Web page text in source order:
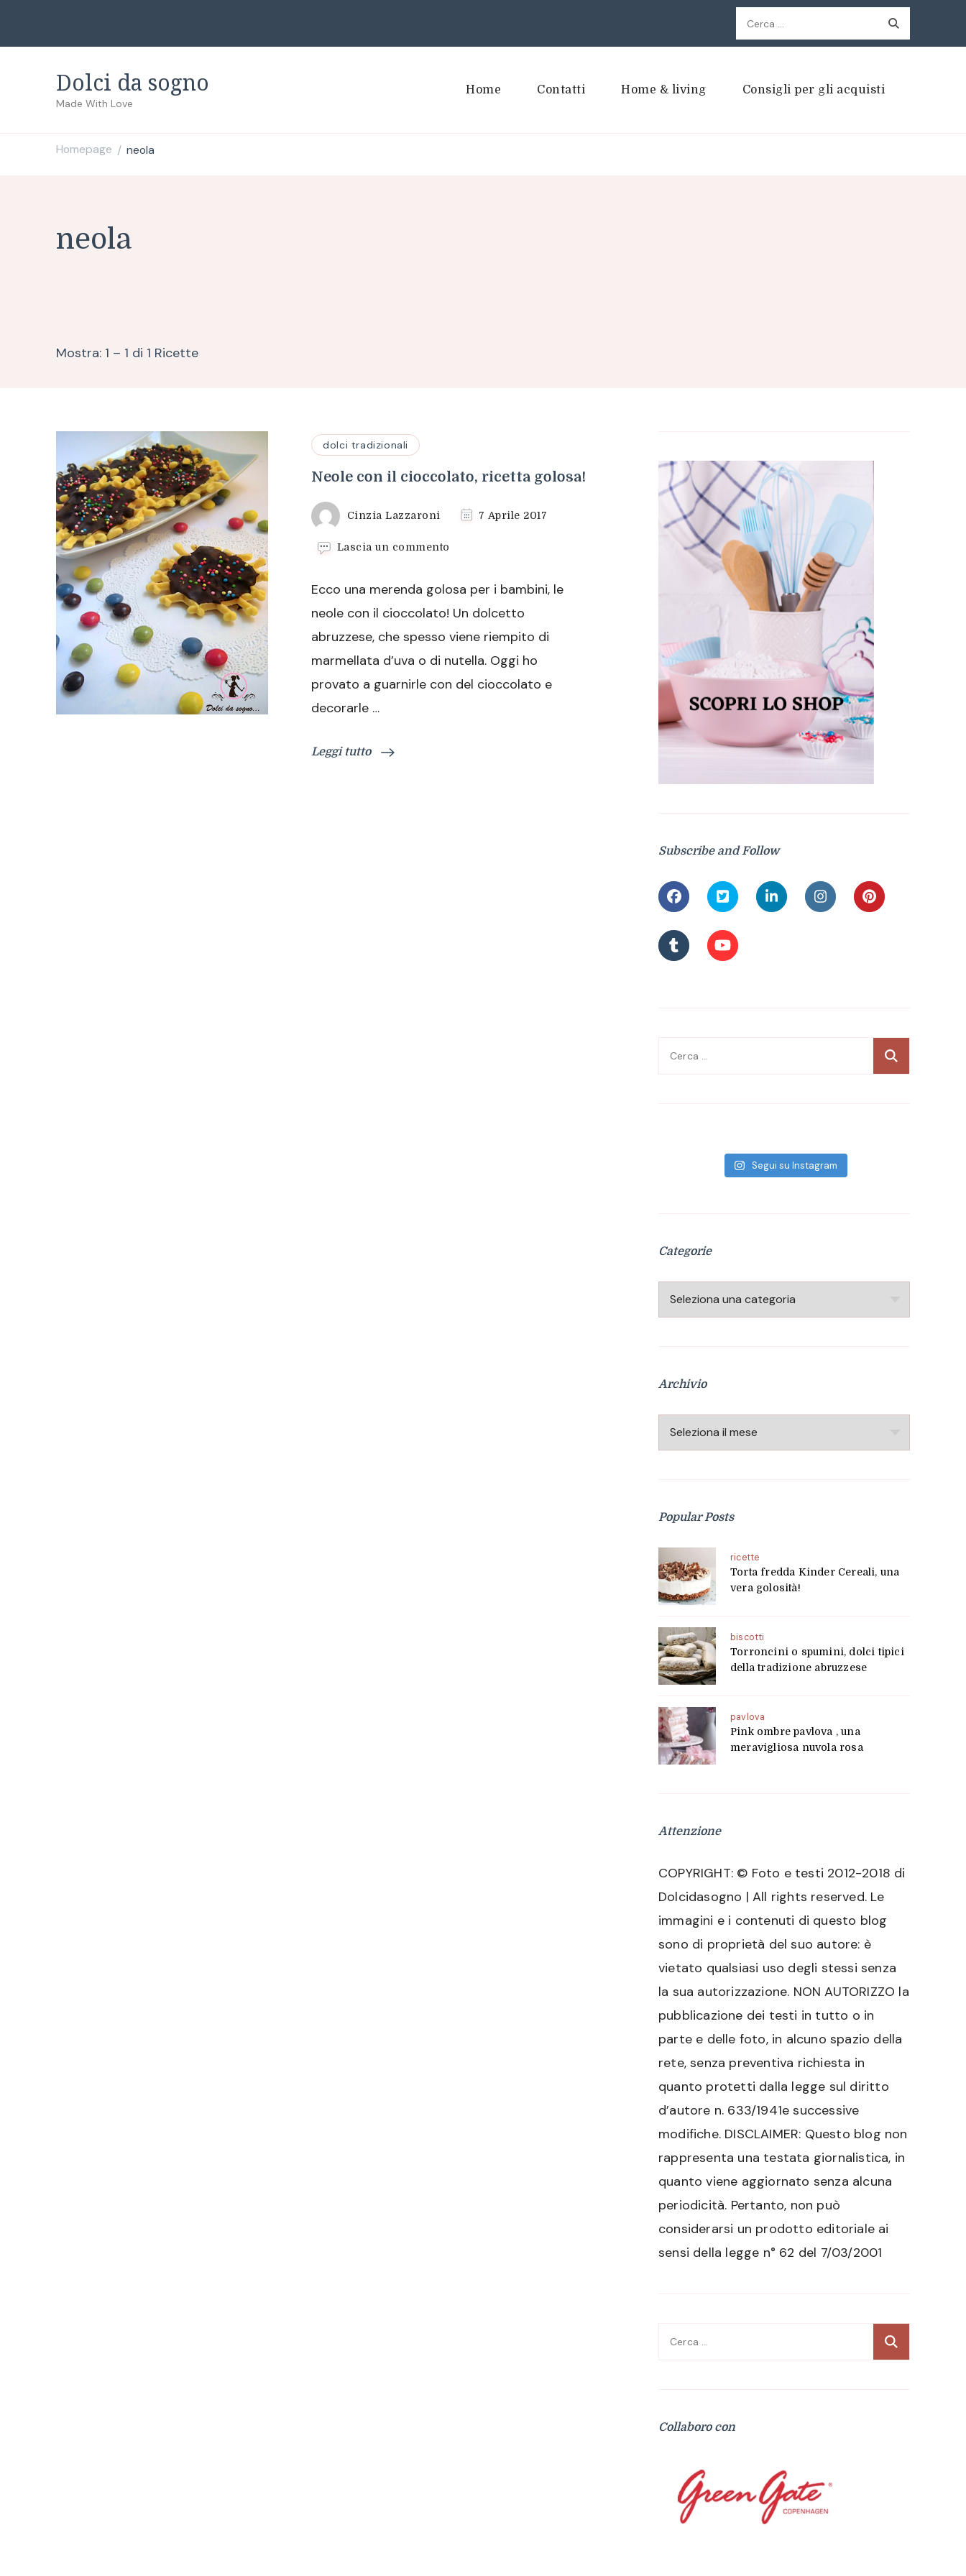
Ricerca
per:
Dolci da sogno
Made With Love
Home Contatti Home & living Consigli per gli acquisti
Homepage / neola
neola
Mostra: 1 – 1 di 1 Ricette
dolci tradizionali
Neole con il cioccolato, ricetta golosa!
Cinzia Lazzaroni 7 Aprile 2017
Lascia un commento
il
cioccolato,
golosa!
Ecco una merenda golosa per i bambini, le
neole con il cioccolato! Un dolcetto
abruzzese, che spesso viene riempito di
marmellata d’uva o di nutella. Oggi ho
provato a guarnirle con del cioccolato e
decorarle …
Leggi tutto
Subscribe and Follow
Ricerca
Segui su Instagram
Categorie
Categorie
Archivio
Archivio
Popular Posts
ricette
Torta fredda Kinder Cereali, una
vera golosità!
biscotti
Torroncini o spumini, dolci tipici
della tradizione abruzzese
pavlova
Pink ombre pavlova , una
meravigliosa nuvola rosa
Attenzione
COPYRIGHT: © Foto e testi 2012-2018 di
Dolcidasogno | All rights reserved. Le
immagini e i contenuti di questo blog
sono di proprietà del suo autore: è
vietato qualsiasi uso degli stessi senza
la sua autorizzazione. NON AUTORIZZO la
pubblicazione dei testi in tutto o in
parte e delle foto, in alcuno spazio della
rete, senza preventiva richiesta in
quanto protetti dalla legge sul diritto
d’autore n. 633/1941e successive
modifiche. DISCLAIMER: Questo blog non
rappresenta una testata giornalistica, in
quanto viene aggiornato senza alcuna
periodicità. Pertanto, non può
considerarsi un prodotto editoriale ai
sensi della legge n° 62 del 7/03/2001
Ricerca
Collaboro con